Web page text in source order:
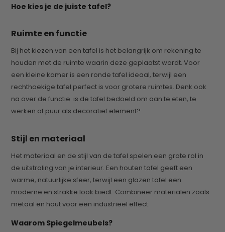
Hoe kies je de juiste tafel?
Ruimte en functie
Bij het kiezen van een tafel is het belangrijk om rekening te
houden met de ruimte waarin deze geplaatst wordt. Voor
een kleine kamer is een ronde tafel ideaal, terwijl een
rechthoekige tafel perfect is voor grotere ruimtes. Denk ook
na over de functie: is de tafel bedoeld om aan te eten, te
werken of puur als decoratief element?
Stijl en materiaal
Het materiaal en de stijl van de tafel spelen een grote rol in
de uitstraling van je interieur. Een houten tafel geeft een
warme, natuurlijke sfeer, terwijl een glazen tafel een
moderne en strakke look biedt. Combineer materialen zoals
metaal en hout voor een industrieel effect.
Waarom Spiegelmeubels?